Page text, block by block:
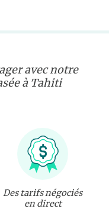
avec notre
à Tahiti
Des tarifs négociés
en direct